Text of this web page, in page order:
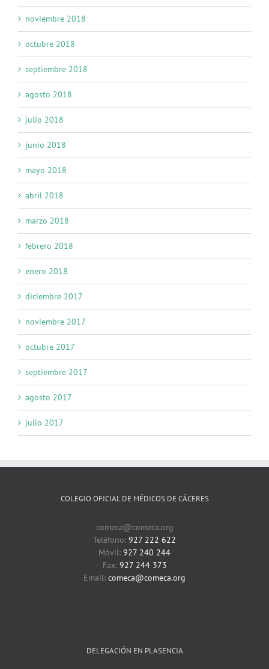
noviembre 2018
octubre 2018
septiembre 2018
agosto 2018
julio 2018
junio 2018
mayo 2018
abril 2018
marzo 2018
febrero 2018
enero 2018
diciembre 2017
noviembre 2017
octubre 2017
septiembre 2017
agosto 2017
julio 2017
COLEGIO OFICIAL DE MÉDICOS DE CÁCERES
comeca@comeca.org
Teléfono: 927 222 622
Móvil: 927 240 244
Fax: 927 244 373
Email: comeca@comeca.org
DELEGACIÓN EN PLASENCIA